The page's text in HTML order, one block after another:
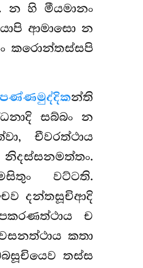
න හි මීයමානං
ආමාසො න
කරොන්තස්සපි
න්ති
සබ්බං න
චීවරත්ථාය
වට්ටති.
දන්තසූචිආදි
ච
කතා
තස්ස